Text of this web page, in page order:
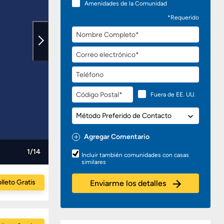
Amenidades de la Comunidad
*Requerido
Nombre
Completo
Correo
electrónico
Teléfono
Código
Postal
Fuera de EE. UU.
Método
Preferido
de
Contacto
Agregar Comentario
Preguntas
o
Comentarios
Incluir también comunidades con casas
similares
Enviarme los detalles
1/14
Gratis